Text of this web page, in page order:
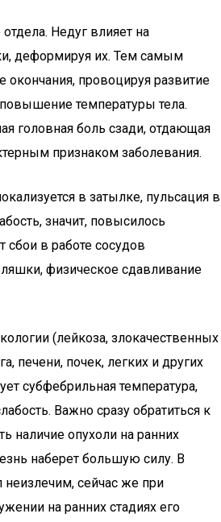
Недуг влияет на
деформируя их. Тем самым
окончания, провоцируя развитие
температуры тела.
головная боль сзади, отдающая
признаком заболевания.
в затылке, пульсация в
значит, повысилось
в работе сосудов
физическое сдавливание
(лейкоза, злокачественных
печени, почек, легких и других
субфебрильная температура,
Важно сразу обратиться к
наличие опухоли на ранних
наберет большую силу. В
сейчас же при
на ранних стадиях его